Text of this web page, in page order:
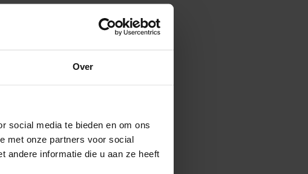
Over
social media te bieden en om ons
met onze partners voor social
andere informatie die u aan ze heeft